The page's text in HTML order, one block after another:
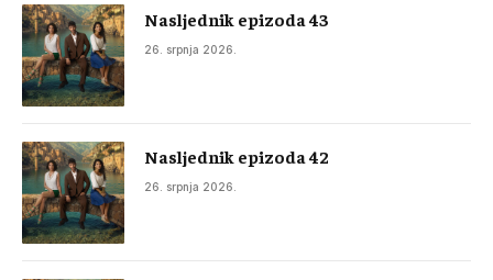
Nasljednik epizoda 43
26. srpnja 2026.
Nasljednik epizoda 42
26. srpnja 2026.